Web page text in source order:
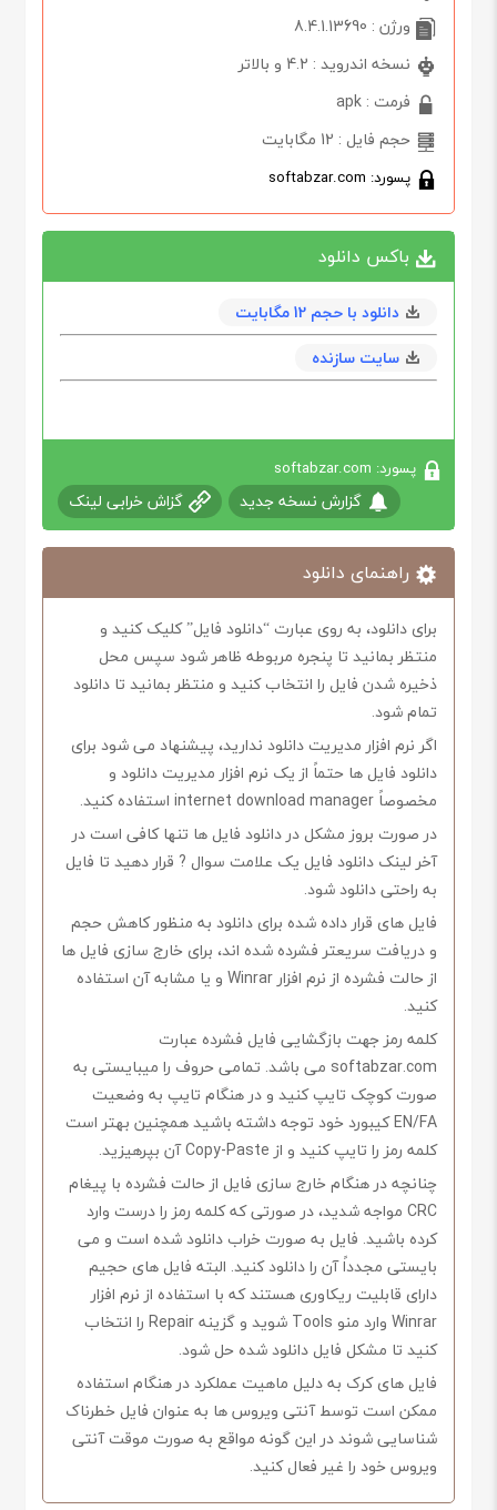
ورژن : 8.4.1.13690
نسخه اندروید : 4.2 و بالاتر
فرمت : apk
حجم فایل : 12 مگابایت
پسورد: softabzar.com
باکس دانلود
دانلود با حجم 12 مگابايت
سایت سازنده
پسورد: softabzar.com
گزارش نسخه جدید گزاش خرابی لینک
راهنمای دانلود
برای دانلود، به روی عبارت “دانلود فایل” کلیک کنید و
منتظر بمانید تا پنجره مربوطه ظاهر شود سپس محل
ذخیره شدن فایل را انتخاب کنید و منتظر بمانید تا دانلود
تمام شود.
اگر نرم افزار مدیریت دانلود ندارید، پیشنهاد می شود برای
دانلود فایل ها حتماً از یک نرم افزار مدیریت دانلود و
مخصوصاً internet download manager استفاده کنید.
در صورت بروز مشکل در دانلود فایل ها تنها کافی است در
آخر لینک دانلود فایل یک علامت سوال ? قرار دهید تا فایل
به راحتی دانلود شود.
فایل های قرار داده شده برای دانلود به منظور کاهش حجم
و دریافت سریعتر فشرده شده اند، برای خارج سازی فایل ها
از حالت فشرده از نرم افزار Winrar و یا مشابه آن استفاده
کنید.
کلمه رمز جهت بازگشایی فایل فشرده عبارت
softabzar.com می باشد. تمامی حروف را میبایستی به
صورت کوچک تایپ کنید و در هنگام تایپ به وضعیت
EN/FA کیبورد خود توجه داشته باشید همچنین بهتر است
کلمه رمز را تایپ کنید و از Copy-Paste آن بپرهیزید.
چنانچه در هنگام خارج سازی فایل از حالت فشرده با پیغام
CRC مواجه شدید، در صورتی که کلمه رمز را درست وارد
کرده باشید. فایل به صورت خراب دانلود شده است و می
بایستی مجدداً آن را دانلود کنید. البته فایل های حجیم
دارای قابلیت ریکاوری هستند که با استفاده از نرم افزار
Winrar وارد منو Tools شوید و گزینه Repair را انتخاب
کنید تا مشکل فایل دانلود شده حل شود.
فایل های کرک به دلیل ماهیت عملکرد در هنگام استفاده
ممکن است توسط آنتی ویروس ها به عنوان فایل خطرناک
شناسایی شوند در این گونه مواقع به صورت موقت آنتی
ویروس خود را غیر فعال کنید.